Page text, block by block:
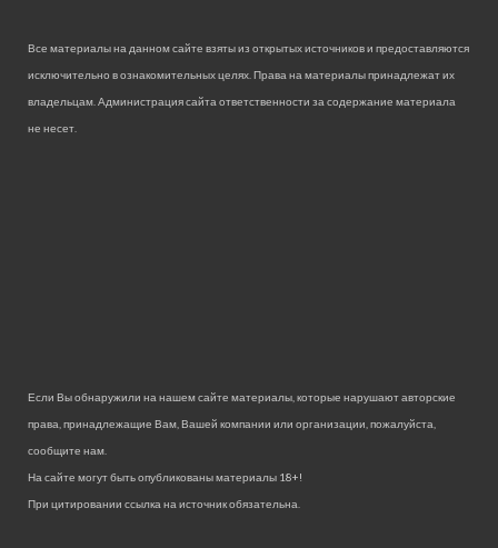
Все материалы на данном сайте взяты из открытых источников и предоставляются
исключительно в ознакомительных целях. Права на материалы принадлежат их
владельцам. Администрация сайта ответственности за содержание материала
не несет.
Если Вы обнаружили на нашем сайте материалы, которые нарушают авторские
права, принадлежащие Вам, Вашей компании или организации, пожалуйста,
сообщите нам.
На сайте могут быть опубликованы материалы 18+!
При цитировании ссылка на источник обязательна.